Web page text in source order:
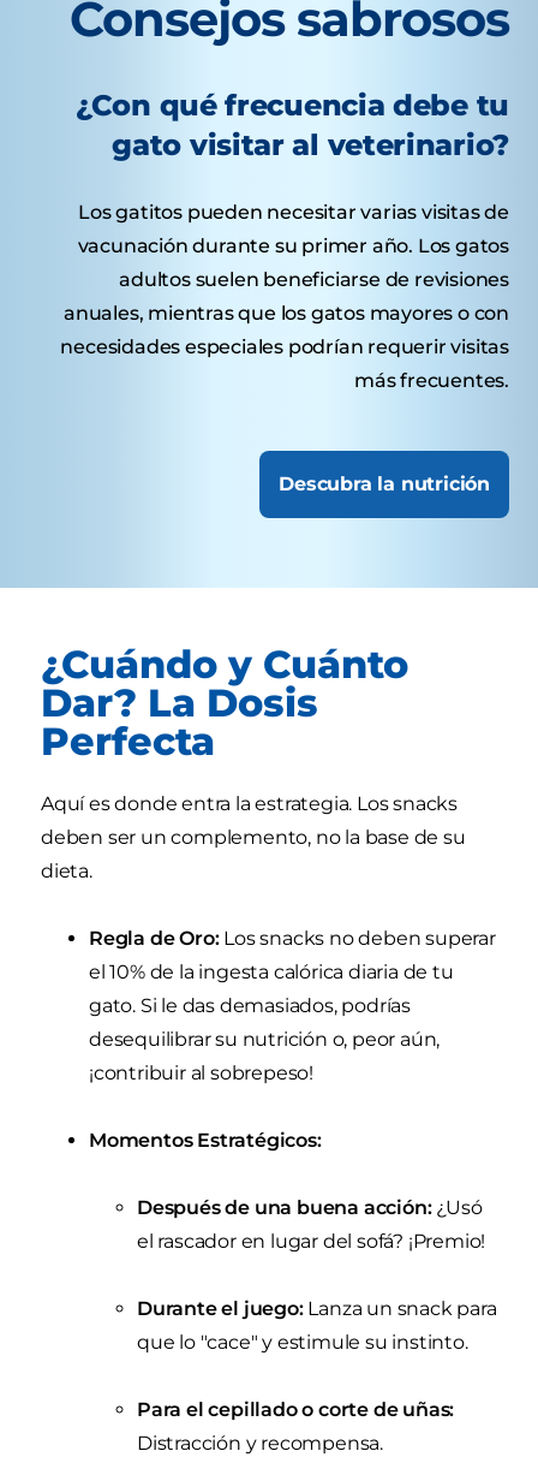
Consejos sabrosos
¿Con qué frecuencia debe tu
gato visitar al veterinario?
Los gatitos pueden necesitar varias visitas de
vacunación durante su primer año. Los gatos
adultos suelen beneficiarse de revisiones
anuales, mientras que los gatos mayores o con
necesidades especiales podrían requerir visitas
más frecuentes.
Descubra la nutrición
¿Cuándo y Cuánto
Dar? La Dosis
Perfecta
Aquí es donde entra la estrategia. Los snacks
deben ser un complemento, no la base de su
dieta.
Regla de Oro:Los snacks no deben superar
el 10% de la ingesta calórica diaria de tu
gato. Si le das demasiados, podrías
desequilibrar su nutrición o, peor aún,
¡contribuir al sobrepeso!
Momentos Estratégicos:
Después de una buena acción:¿Usó
el rascador en lugar del sofá? ¡Premio!
Durante el juego:Lanza un snack para
que lo "cace" y estimule su instinto.
Para el cepillado o corte de uñas:
Distracción y recompensa.